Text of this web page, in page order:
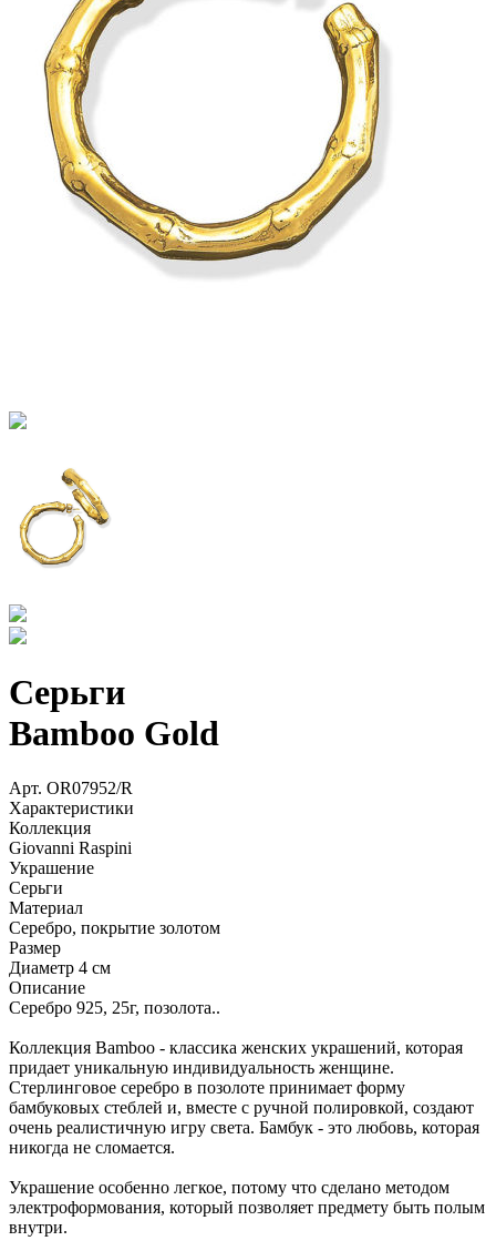
Серьги
Bamboo Gold
Арт. OR07952/R
Характеристики
Коллекция
Giovanni Raspini
Украшение
Серьги
Материал
Серебро, покрытие золотом
Размер
Диаметр 4 см
Описание
Серебро 925, 25г, позолота..
Коллекция Bamboo - классика женских украшений, которая
придает уникальную индивидуальность женщине.
Стерлинговое серебро в позолоте принимает форму
бамбуковых стеблей и, вместе с ручной полировкой, создают
очень реалистичную игру света. Бамбук - это любовь, которая
никогда не сломается.
Украшение особенно легкое, потому что сделано методом
электроформования, который позволяет предмету быть полым
внутри.